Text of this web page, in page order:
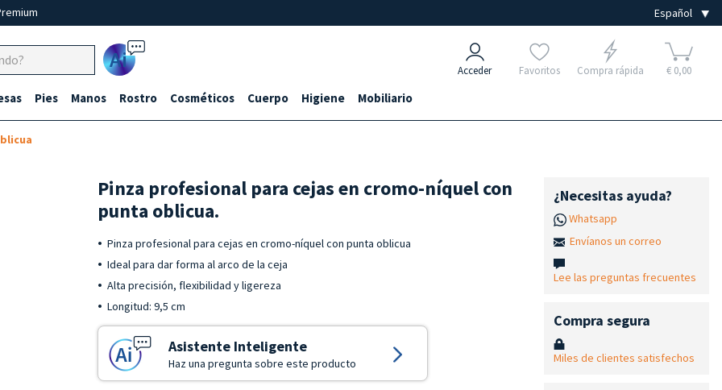
Ai Acceder Favoritos Compra rápida € 0,00
Pies Manos Rostro Cosméticos Cuerpo Higiene Mobiliario
Pinza profesional para cejas en cromo-níquel con
punta oblicua.
Pinza profesional para cejas en cromo-níquel con punta oblicua
Ideal para dar forma al arco de la ceja
Alta precisión, flexibilidad y ligereza
Longitud: 9,5 cm
Asistente Inteligente
Haz una pregunta sobre este producto
¿Necesitas ayuda?
Whatsapp
Envíanos un correo
Lee las preguntas frecuentes
Compra segura
Miles de clientes satisfechos